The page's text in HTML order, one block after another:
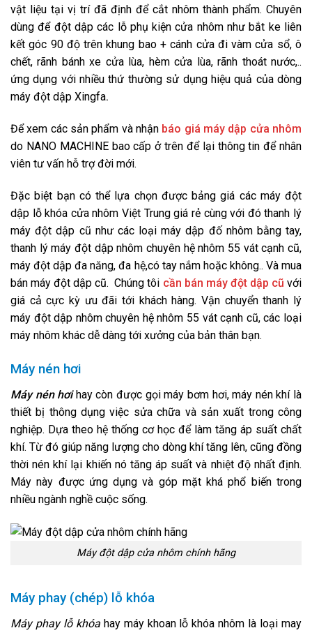
vật liệu tại vị trí đã định để cắt nhôm thành phẩm. Chuyên
dùng để đột dập các lỗ phụ kiện cửa nhôm như bắt ke liên
kết góc 90 độ trên khung bao + cánh cửa đi vàm cửa sổ, ô
chết, rãnh bánh xe cửa lùa, hèm cửa lùa, rãnh thoát nước,..
ứng dụng với nhiều thứ thường sử dụng hiệu quả của dòng
máy đột dập Xingfa.
Để xem các sản phẩm và nhận báo giá máy dập cửa nhôm
do NANO MACHINEbao cấp ở trên để lại thông tin để nhân
viên tư vấn hỗ trợ đời mới.
Đặc biệt bạn có thể lựa chọn được bảng giá các máy đột
dập lỗ khóa cửa nhôm Việt Trung giá rẻ cùng với đó thanh lý
máy đột dập cũ như các loại máy dập đố nhôm bằng tay,
thanh lý máy đột dập nhôm chuyên hệ nhôm 55 vát cạnh cũ,
máy đột dập đa năng, đa hệ,có tay nắm hoặc không.. Và mua
bán máy đột dập cũ. Chúng tôi cần bán máy đột dập cũ với
giá cả cực kỳ ưu đãi tới khách hàng. Vận chuyển thanh lý
máy đột dập nhôm chuyên hệ nhôm 55 vát cạnh cũ, các loại
máy nhôm khác dễ dàng tới xưởng của bản thân bạn.
Máy nén hơi
Máy nén hơihay còn được gọi máy bơm hơi, máy nén khí là
thiết bị thông dụng việc sửa chữa và sản xuất trong công
nghiệp. Dựa theo hệ thống cơ học để làm tăng áp suất chất
khí. Từ đó giúp năng lượng cho dòng khí tăng lên, cũng đồng
thời nén khí lại khiến nó tăng áp suất và nhiệt độ nhất định.
Máy này được ứng dụng và góp mặt khá phổ biến trong
nhiều ngành nghề cuộc sống.
Máy đột dập cửa nhôm chính hãng
Máy phay (chép) lỗ khóa
Máy phay lỗ khóahay máy khoan lỗ khóa nhôm là loại may